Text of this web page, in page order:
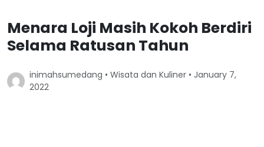
Menara Loji Masih Kokoh Berdiri
Selama Ratusan Tahun
inimahsumedang • Wisata dan Kuliner • January 7,
2022